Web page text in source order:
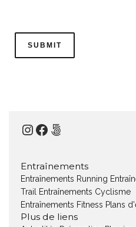
Instagram
Facebook
500px
Entraînements
Entraînements Running
Trail
Entraînements Cyclisme
Entraînements Fitness Plans
Plus de liens